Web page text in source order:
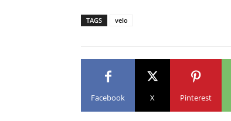
TAGS velo
Facebook X Pinterest